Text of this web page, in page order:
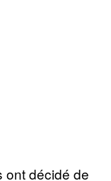
ont décidé de